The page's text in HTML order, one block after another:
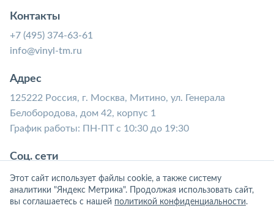
Контакты
+7 (495) 374-63-61
info@vinyl-tm.ru
Адрес
125222 Россия, г. Москва, Митино, ул. Генерала
Белобородова, дом 42, корпус 1
График работы: ПН-ПТ с 10:30 до 19:30
Соц. сети
Этот сайт использует файлы cookie, а также систему
аналитики "Яндекс Метрика". Продолжая использовать сайт,
вы соглашаетесь с нашей политикой конфиденциальности.